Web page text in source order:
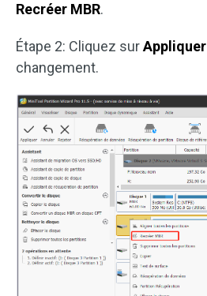
Recréer MBR.
Étape 2: Cliquez surAppliquer
changement.